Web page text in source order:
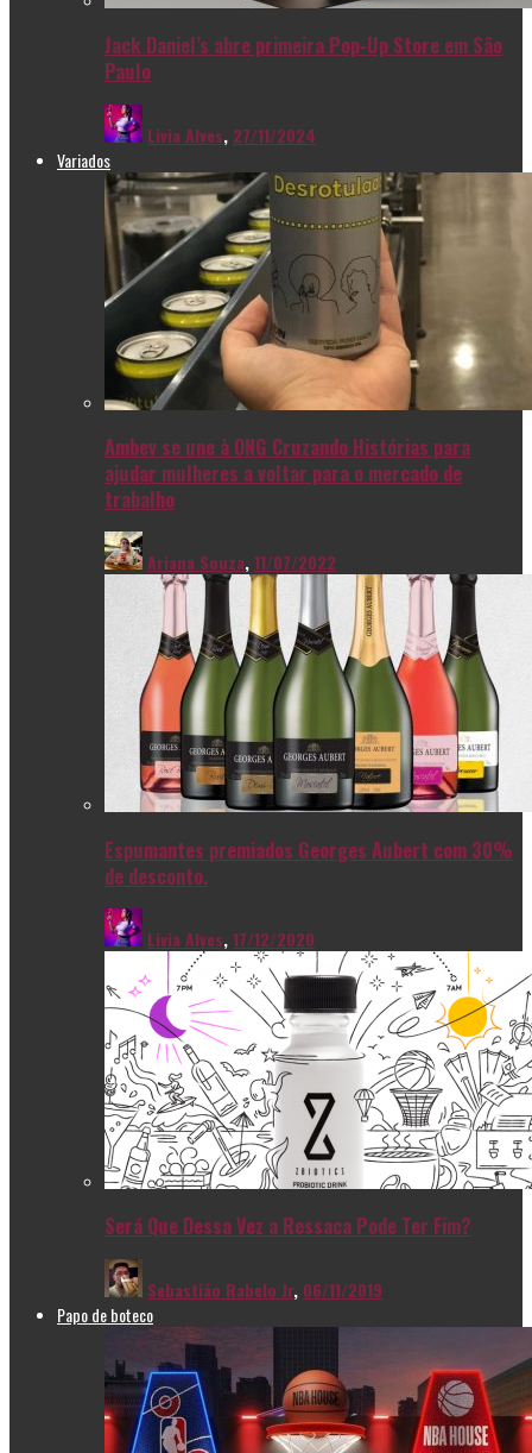
Jack Daniel’s abre primeira Pop-Up Store em São
Paulo
Livia Alves, 27/11/2024
Variados
Ambev se une à ONG Cruzando Histórias para
ajudar mulheres a voltar para o mercado de
trabalho
Ariana Souza,11/07/2022
Espumantes premiados Georges Aubert com 30%
de desconto.
Livia Alves,17/12/2020
Será Que Dessa Vez a Ressaca Pode Ter Fim?
Sebastião Rabelo Jr, 06/11/2019
Papo de boteco